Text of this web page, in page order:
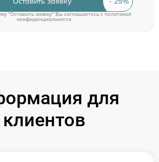
"Оставить заявку" Вы соглашаетесь cполитикой
конфиденциальности
для
клиентов